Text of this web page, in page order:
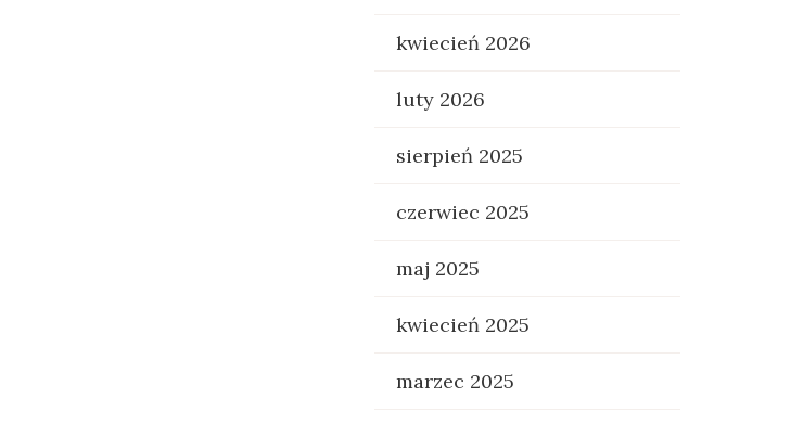
kwiecień 2026
luty 2026
sierpień 2025
czerwiec 2025
maj 2025
kwiecień 2025
marzec 2025